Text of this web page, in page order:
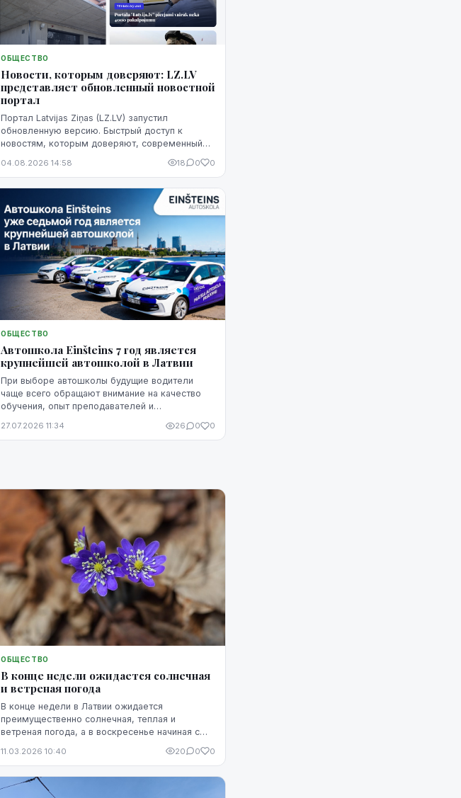
ОБЩЕСТВО
Новости, которым доверяют: LZ.LV
представляет обновленный новостной
портал
Портал Latvijas Ziņas (LZ.LV) запустил
обновленную версию. Быстрый доступ к
новостям, которым доверяют, современный
04.08.2026 14:58 18 0 0
ОБЩЕСТВО
Автошкола Einšteins 7 год является
крупнейшей автошколой в Латвии
При выборе автошколы будущие водители
чаще всего обращают внимание на качество
обучения, опыт преподавателей и
современные решения, которые помогают
27.07.2026 11:34 26 0 0
ОБЩЕСТВО
В конце недели ожидается солнечная
и ветреная погода
В конце недели в Латвии ожидается
преимущественно солнечная, теплая и
ветреная погода, а в воскресенье начиная с
текущий прогноз погоды.
11.03.2026 10:40 20 0 0